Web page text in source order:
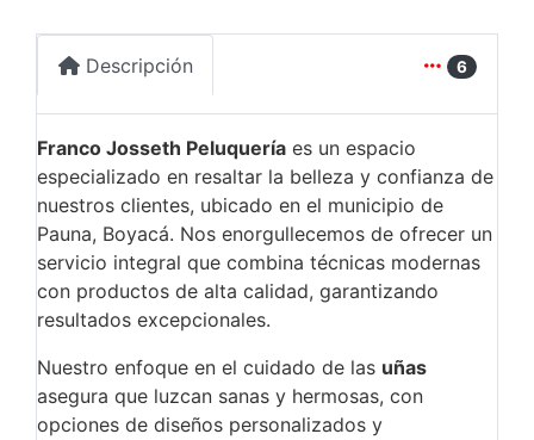
Descripción 6
Franco Josseth Peluquería es un espacio
especializado en resaltar la belleza y confianza de
nuestros clientes, ubicado en el municipio de
Pauna, Boyacá. Nos enorgullecemos de ofrecer un
servicio integral que combina técnicas modernas
con productos de alta calidad, garantizando
resultados excepcionales.
Nuestro enfoque en el cuidado de las uñas
asegura que luzcan sanas y hermosas, con
opciones de diseños personalizados y